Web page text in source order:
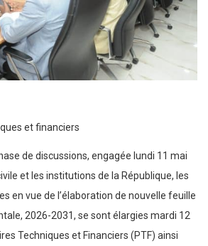
et financiers
de discussions, engagée lundi 11 mai
et les institutions de la République, les
en vue de l’élaboration de nouvelle feuille
2026-2031, se sont élargies mardi 12
Techniques et Financiers (PTF) ainsi